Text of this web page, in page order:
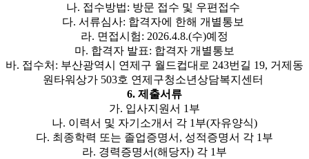
나. 접수방법: 방문 접수 및 우편접수
다. 서류심사: 합격자에 한해 개별통보
라. 면접시험: 2026.4.8.(수)예정
마. 합격자 발표: 합격자 개별통보
바. 접수처: 부산광역시 연제구 월드컵대로 243번길 19, 거제동
원타워상가 503호 연제구청소년상담복지센터
6. 제출서류
가. 입사지원서 1부
나. 이력서 및 자기소개서 각 1부(자유양식)
다. 최종학력 또는 졸업증명서, 성적증명서 각 1부
라. 경력증명서(해당자) 각 1부